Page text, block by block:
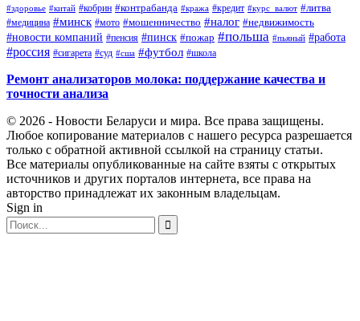
#здоровье #китай #кобрин #контрабанда #кража #кредит #курс_валют #литва
#медицина #минск #мото #мошенничество #налог #недвижимость
#новости компаний #пенсия #пинск #пожар #польша #пьяный #работа
#россия #сигарета #суд #сша #футбол #школа
Ремонт анализаторов молока: поддержание качества и
точности анализа
© 2026 - Новости Беларуси и мира. Все права защищены.
Любое копирование материалов с нашего ресурса разрешается
только с обратной активной ссылкой на страницу статьи.
Все материалы опубликованные на сайте взяты с открытых
источников и других порталов интернета, все права на
авторство принадлежат их законным владельцам.
Sign in